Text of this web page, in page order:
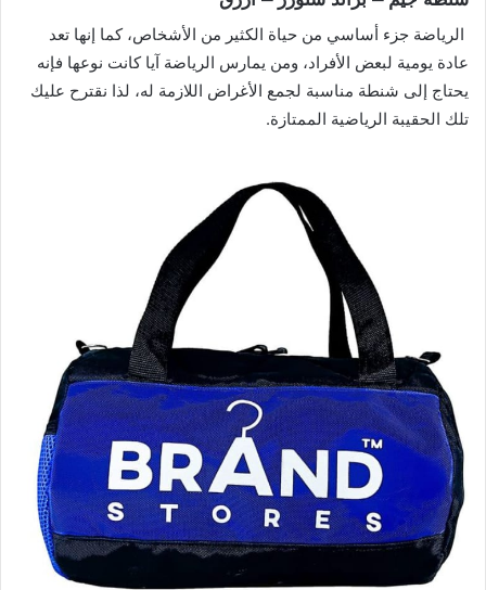
الرياضة جزء أساسي من حياة الكثير من الأشخاص، كما إنها تعد
عادة يومية لبعض الأفراد، ومن يمارس الرياضة آيا كانت نوعها فإنه
يحتاج إلى شنطة مناسبة لجمع الأغراض اللازمة له، لذا نقترح عليك
تلك الحقيبة الرياضية الممتازة.